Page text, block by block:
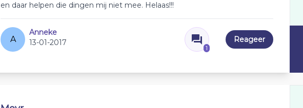
en daar helpen die dingen mij niet mee. Helaas!!!
A
Anneke
13-01-2017
1
Reageer